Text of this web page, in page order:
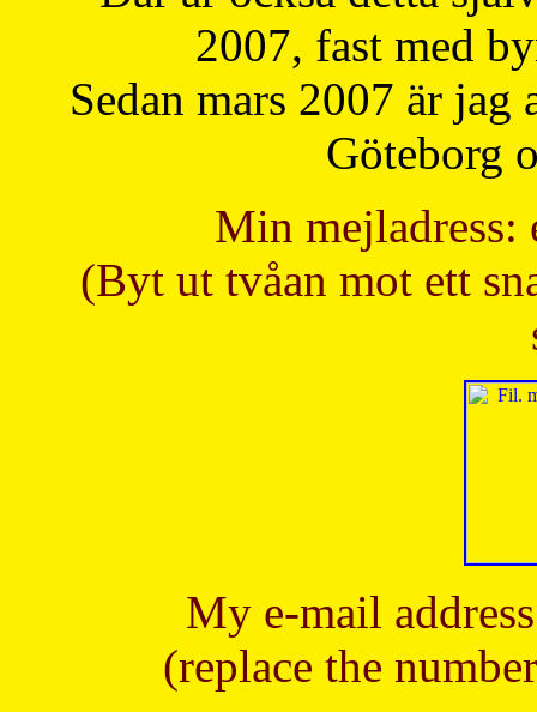
2007, fast med
Sedan mars 2007 är
Göteborg
Min mejladress:
(Byt ut tvåan mot ett
My e-mail
(replace the